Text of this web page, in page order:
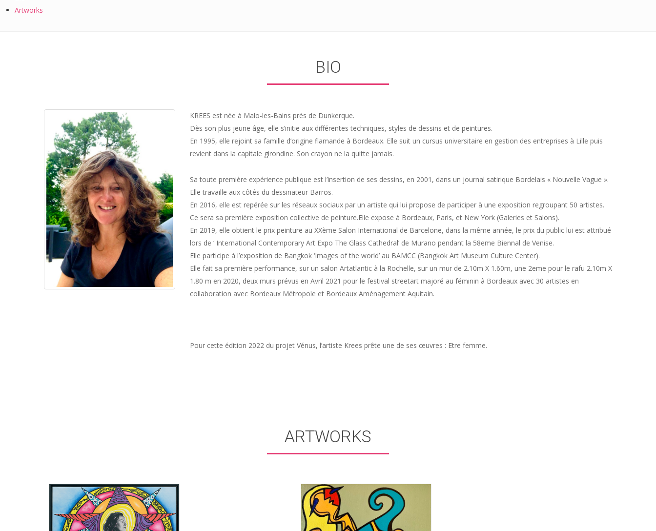
Artworks
BIO
KREES est née à Malo-les-Bains près de Dunkerque.
Dès son plus jeune âge, elle s’initie aux différentes techniques, styles de dessins et de peintures.
En 1995, elle rejoint sa famille d’origine flamande à Bordeaux. Elle suit un cursus universitaire en gestion des entreprises à Lille puis
revient dans la capitale girondine. Son crayon ne la quitte jamais.
Sa toute première expérience publique est l’insertion de ses dessins, en 2001, dans un journal satirique Bordelais « Nouvelle Vague ».
Elle travaille aux côtés du dessinateur Barros.
En 2016, elle est repérée sur les réseaux sociaux par un artiste qui lui propose de participer à une exposition regroupant 50 artistes.
Ce sera sa première exposition collective de peinture.Elle expose à Bordeaux, Paris, et New York (Galeries et Salons).
En 2019, elle obtient le prix peinture au XXème Salon International de Barcelone, dans la même année, le prix du public lui est attribué
lors de ‘ International Contemporary Art Expo The Glass Cathedral’ de Murano pendant la 58eme Biennal de Venise.
Elle participe à l’exposition de Bangkok ‘Images of the world’ au BAMCC (Bangkok Art Museum Culture Center).
Elle fait sa première performance, sur un salon Artatlantic à la Rochelle, sur un mur de 2.10m X 1.60m, une 2eme pour le rafu 2.10m X
1.80 m en 2020, deux murs prévus en Avril 2021 pour le festival streetart majoré au féminin à Bordeaux avec 30 artistes en
collaboration avec Bordeaux Métropole et Bordeaux Aménagement Aquitain.
Pour cette édition 2022 du projet Vénus, l’artiste Krees prête une de ses œuvres : Etre femme.
ARTWORKS